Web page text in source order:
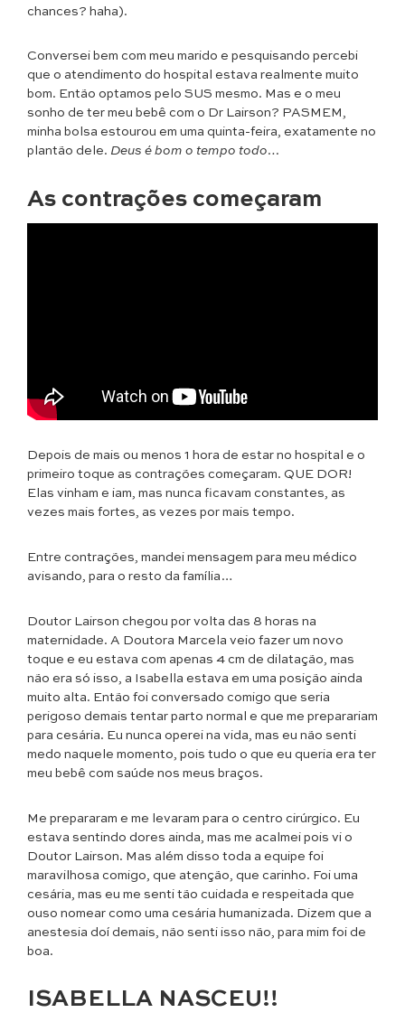
chances? haha).
Conversei bem com meu marido e pesquisando percebi
que o atendimento do hospital estava realmente muito
bom. Então optamos pelo SUS mesmo. Mas e o meu
sonho de ter meu bebê com o Dr Lairson? PASMEM,
minha bolsa estourou em uma quinta-feira, exatamente no
plantão dele. Deus é bom o tempo todo…
As contrações começaram
Depois de mais ou menos 1 hora de estar no hospital e o
primeiro toque as contrações começaram. QUE DOR!
Elas vinham e iam, mas nunca ficavam constantes, as
vezes mais fortes, as vezes por mais tempo.
Entre contrações, mandei mensagem para meu médico
avisando, para o resto da família…
Doutor Lairson chegou por volta das 8 horas na
maternidade. A Doutora Marcela veio fazer um novo
toque e eu estava com apenas 4 cm de dilatação, mas
não era só isso, a Isabella estava em uma posição ainda
muito alta. Então foi conversado comigo que seria
perigoso demais tentar parto normal e que me preparariam
para cesária. Eu nunca operei na vida, mas eu não senti
medo naquele momento, pois tudo o que eu queria era ter
meu bebê com saúde nos meus braços.
Me prepararam e me levaram para o centro cirúrgico. Eu
estava sentindo dores ainda, mas me acalmei pois vi o
Doutor Lairson. Mas além disso toda a equipe foi
maravilhosa comigo, que atenção, que carinho. Foi uma
cesária, mas eu me senti tão cuidada e respeitada que
ouso nomear como uma cesária humanizada. Dizem que a
anestesia doí demais, não senti isso não, para mim foi de
boa.
ISABELLA NASCEU!!